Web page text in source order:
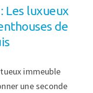
Les luxueux
de
immeuble
une seconde